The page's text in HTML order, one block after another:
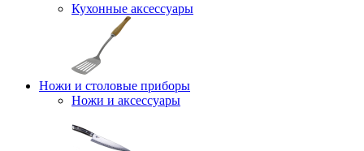
Кухонные аксессуары
Ножи и столовые приборы
Ножи и аксессуары